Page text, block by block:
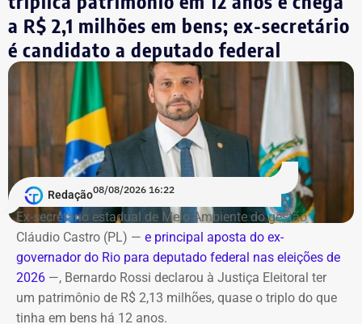
No terceiro e último bloco serão feitas as considerações
finais.
Serviço
Debate entre candidatos ao governo do estado do Rio de
Janeiro
Data: domingo, 09 de agosto de 2026
Horário: 20h
Transmissão: Canal Band, BandNews FM e YouTube do
TEMPO REAL
Pré-hora: 19h, com cobertura especial pelo YouTube do
TEMPO REAL
Bombeiros encontraram as vítimas
carbonizadas
O helicóptero explodiu ao cair na encosta, e chamas se
alastraram pela mata. De acordo com o Corpo de
Bombeiros, agentes especializados em combate a
incêndios florestais foram mobilizados e conseguiram
controlar o fogo.
A operação mobilizou cerca de 40 militares, 11 viaturas e
4 unidades operacionais.
a R$ 2,1 milhões em bens; ex-secretário
é candidato a deputado federal
Redação08/08/2026 16:22
Ex-secretário estadual de Meio Ambiente do gestão
Cláudio Castro (PL) — e principal aposta do ex-
governador do Rio para deputado federal nas eleições de
2026 —, Bernardo Rossi declarou à Justiça Eleitoral ter
um patrimônio de R$ 2,13 milhões, quase o triplo do que
tinha em bens há 12 anos.